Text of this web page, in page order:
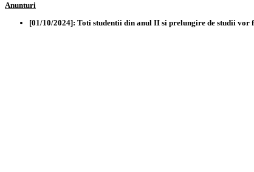
Anunturi
[01/10/2024]: Toti studentii din anul II si prelungire de studii